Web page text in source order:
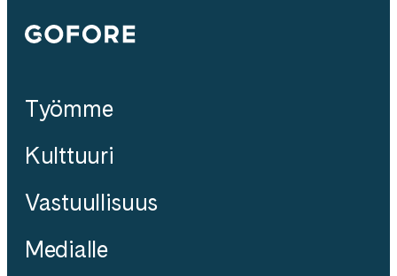
Gofore
Työmme
Kulttuuri
Vastuullisuus
Medialle